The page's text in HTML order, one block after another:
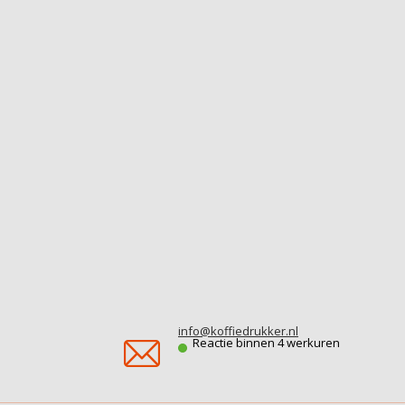
info@koffiedrukker.nl
Reactie binnen 4 werkuren